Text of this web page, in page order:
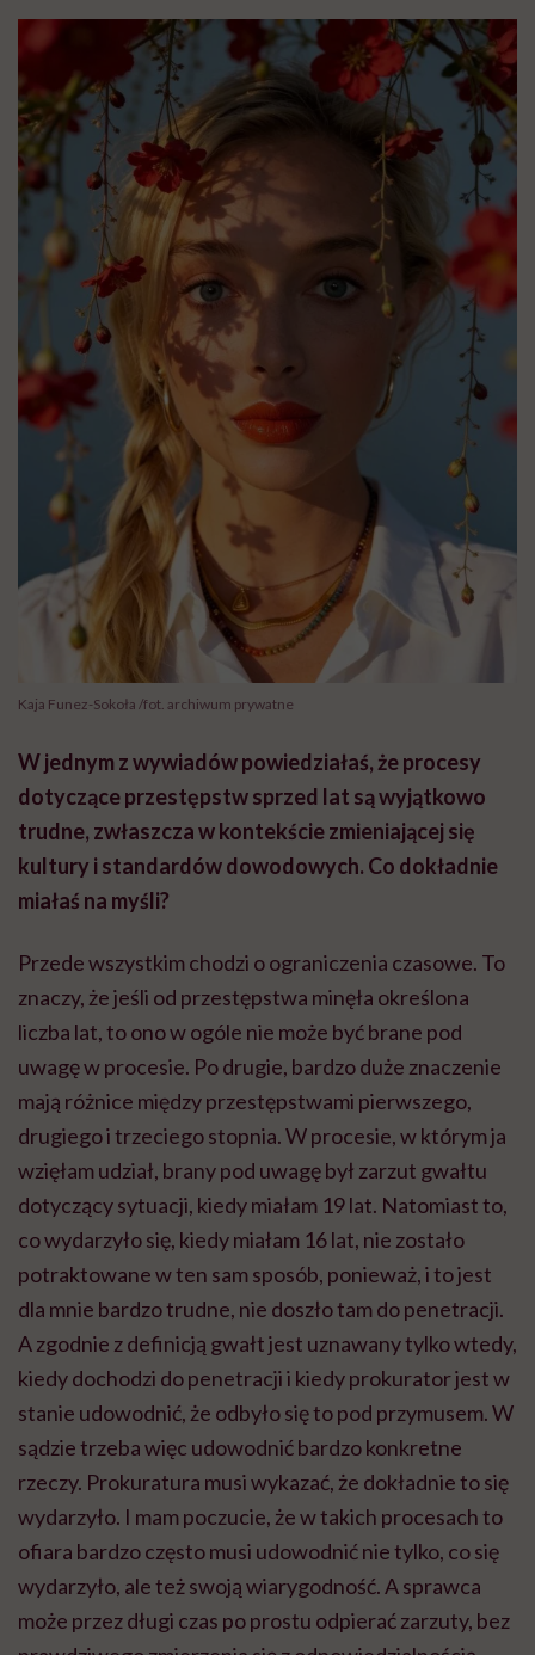
Kaja Funez-Sokoła /fot. archiwum prywatne
W jednym z wywiadów powiedziałaś, że procesy
dotyczące przestępstw sprzed lat są wyjątkowo
trudne, zwłaszcza w kontekście zmieniającej się
kultury i standardów dowodowych. Co dokładnie
miałaś na myśli?
Przede wszystkim chodzi o ograniczenia czasowe. To
znaczy, że jeśli od przestępstwa minęła określona
liczba lat, to ono w ogóle nie może być brane pod
uwagę w procesie. Po drugie, bardzo duże znaczenie
mają różnice między przestępstwami pierwszego,
drugiego i trzeciego stopnia. W procesie, w którym ja
wzięłam udział, brany pod uwagę był zarzut gwałtu
dotyczący sytuacji, kiedy miałam 19 lat. Natomiast to,
co wydarzyło się, kiedy miałam 16 lat, nie zostało
potraktowane w ten sam sposób, ponieważ, i to jest
dla mnie bardzo trudne, nie doszło tam do penetracji.
A zgodnie z definicją gwałt jest uznawany tylko wtedy,
kiedy dochodzi do penetracji i kiedy prokurator jest w
stanie udowodnić, że odbyło się to pod przymusem. W
sądzie trzeba więc udowodnić bardzo konkretne
rzeczy. Prokuratura musi wykazać, że dokładnie to się
wydarzyło. I mam poczucie, że w takich procesach to
ofiara bardzo często musi udowodnić nie tylko, co się
wydarzyło, ale też swoją wiarygodność. A sprawca
może przez długi czas po prostu odpierać zarzuty, bez